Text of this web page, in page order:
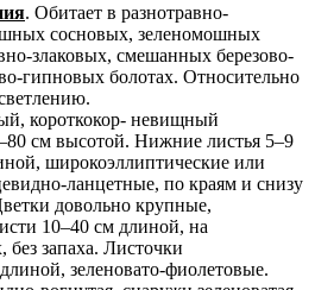
. Обитает в разнотравно-
сосновых, зеленомошных
злаковых, смешанных березово-
гипновых болотах. Относительно
короткокор- невищный
см высотой. Нижние листья 5–9
широкоэллиптические или
ланцетные, по краям и снизу
довольно крупные,
10–40 см длиной, на
запаха. Листочки
зеленовато-фиолетовые.